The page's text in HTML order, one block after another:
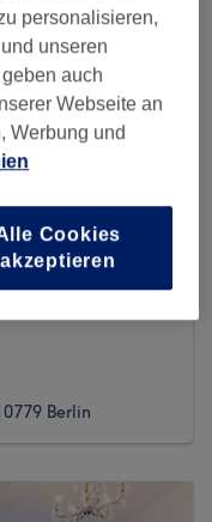
Berlin
personalisieren,
unseren
auch
Webseite an
Werbung und
Cookies
akzeptieren